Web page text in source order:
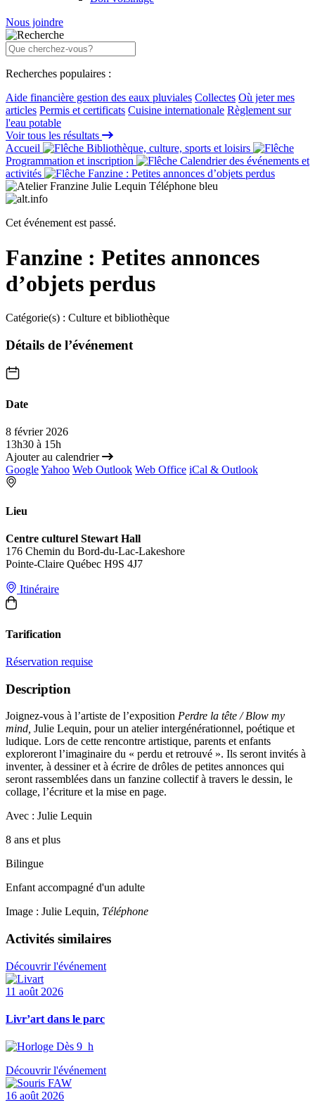
Nous joindre
Recherches populaires :
Aide financière gestion des eaux pluviales Collectes Où jeter mes
articles Permis et certificats Cuisine internationale Règlement sur
l'eau potable
Voir tous les résultats
Accueil
Bibliothèque, culture, sports et loisirs
Programmation et inscription
Calendrier des événements et
activités
Fanzine : Petites annonces d’objets perdus
Cet événement est passé.
Fanzine : Petites annonces
d’objets perdus
Catégorie(s) : Culture et bibliothèque
Détails de l’événement
Date
8 février 2026
13h30 à 15h
Ajouter au calendrier
GoogleYahoo Web Outlook Web Office iCal & Outlook
Lieu
Centre culturel Stewart Hall
176 Chemin du Bord-du-Lac-Lakeshore
Pointe-Claire Québec H9S 4J7
Itinéraire
Tarification
Réservation requise
Description
Joignez-vous à l’artiste de l’exposition Perdre la tête / Blow my
mind, Julie Lequin, pour un atelier intergénérationnel, poétique et
ludique. Lors de cette rencontre artistique, parents et enfants
exploreront l’imaginaire du « perdu et retrouvé ». Ils seront invités à
inventer, à dessiner et à écrire de drôles de petites annonces qui
seront rassemblées dans un fanzine collectif à travers le dessin, le
collage, l’écriture et la mise en page.
Avec : Julie Lequin
8 ans et plus
Bilingue
Enfant accompagné d'un adulte
Image : Julie Lequin, Téléphone
Activités similaires
Découvrir l'événement
11 août 2026
Livr’art dans le parc
Dès 9 h
Découvrir l'événement
16 août 2026